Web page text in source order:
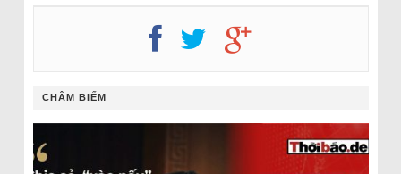
CHÂM BIẾM